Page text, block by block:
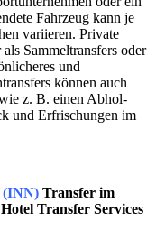
Fahrzeug kann je
variieren. Private
Sammeltransfers oder
und
können auch
z. B. einen Abhol-
und Erfrischungen im
(INN) Transfer im
Hotel Transfer Services